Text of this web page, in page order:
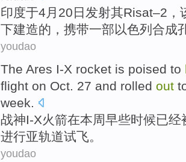
印度于4月 20 日 发射其Risat–2，
下建造的， 携带一部以色列合成
youdao
The Ares I-X rocket is poised to
flight on Oct. 27 and rolled out
week.
战神I-X火箭在本周早些时候已经
进行亚轨道试飞。
youdao